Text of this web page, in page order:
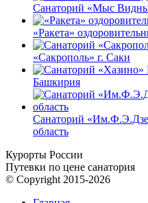
Санаторий «Мыс
«Ракета»
«Сакрополь» г. Саки
Башкирия
Санаторий
область
Курорты России
Путевки по цене санатория
© Copyright 2015-2026